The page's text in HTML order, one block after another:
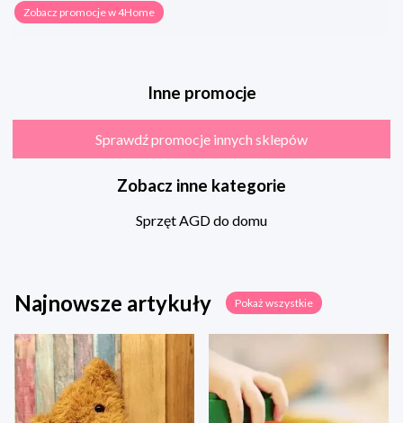
Zobacz promocje w 4Home
Inne promocje
Sprawdź promocje innych sklepów
Zobacz inne kategorie
Sprzęt AGD do domu
Najnowsze artykuły Pokaż wszystkie